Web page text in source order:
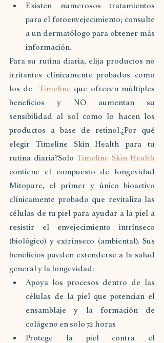
Existen numerosos tratamientos
para el fotoenvejecimiento; consulte
a un dermatólogo para obtener más
información.
Para su rutina diaria, elija productos no
irritantes clínicamente probados como
los de
Timeline que ofrecen múltiples
beneficios y NO aumentan su
sensibilidad al sol como lo hacen los
productos a base de retinol.¿Por qué
elegir Timeline Skin Health para tu
rutina diaria?Solo Timeline Skin Health
contiene el compuesto de longevidad
Mitopure, el primer y único bioactivo
clínicamente probado que revitaliza las
células de tu piel para ayudar a la piel a
resistir el envejecimiento intrínseco
(biológico) y extrínseco (ambiental). Sus
beneficios pueden extenderse a la salud
general y la longevidad:
Apoya los procesos dentro de las
células de la piel que potencian el
ensamblaje y la formación de
colágeno en solo 72 horas
Protege la piel contra el